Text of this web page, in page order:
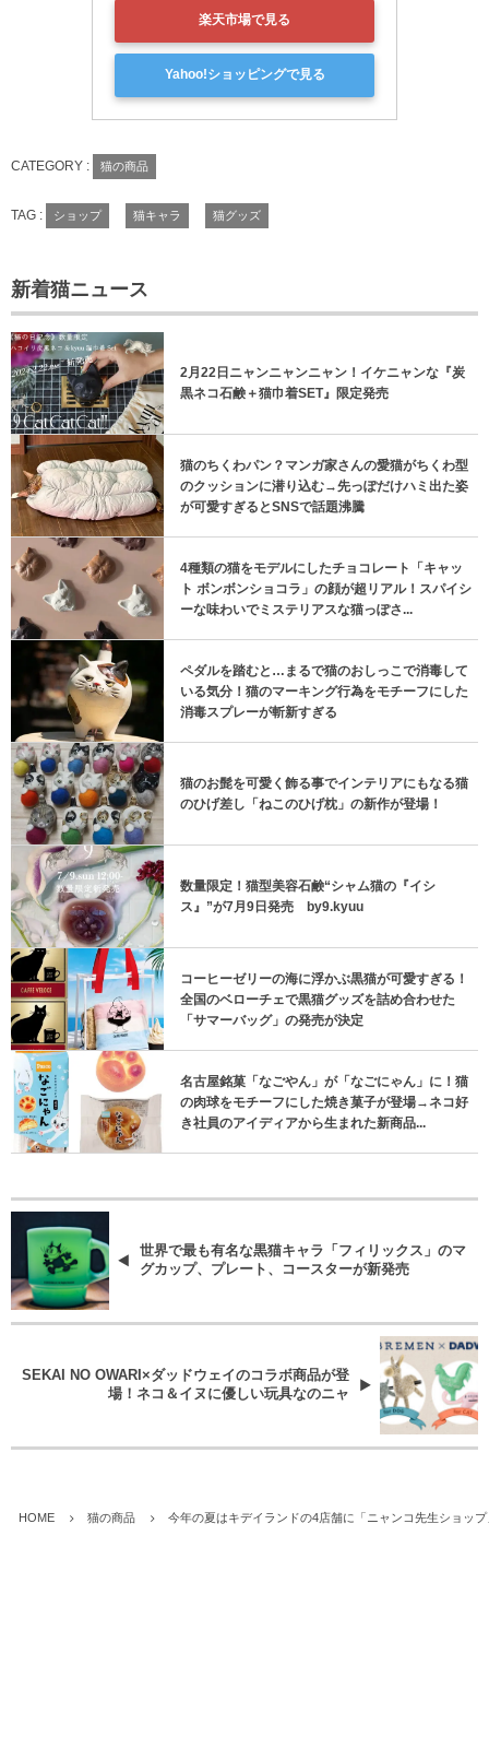
楽天市場で見る
Yahoo!ショッピングで見る
CATEGORY : 猫の商品
TAG : ショップ 猫キャラ 猫グッズ
新着猫ニュース
2月22日ニャンニャンニャン！イケニャンな『炭
黒ネコ石鹸＋猫巾着SET』限定発売
猫のちくわパン？マンガ家さんの愛猫がちくわ型
のクッションに潜り込む→先っぽだけハミ出た姿
が可愛すぎるとSNSで話題沸騰
4種類の猫をモデルにしたチョコレート「キャッ
ト ボンボンショコラ」の顔が超リアル！スパイシ
ーな味わいでミステリアスな猫っぽさ...
ペダルを踏むと…まるで猫のおしっこで消毒して
いる気分！猫のマーキング行為をモチーフにした
消毒スプレーが斬新すぎる
猫のお髭を可愛く飾る事でインテリアにもなる猫
のひげ差し「ねこのひげ枕」の新作が登場！
数量限定！猫型美容石鹸“シャム猫の『イシ
ス』”が7月9日発売 by9.kyuu
コーヒーゼリーの海に浮かぶ黒猫が可愛すぎる！
全国のベローチェで黒猫グッズを詰め合わせた
「サマーバッグ」の発売が決定
名古屋銘菓「なごやん」が「なごにゃん」に！猫
の肉球をモチーフにした焼き菓子が登場→ネコ好
き社員のアイディアから生まれた新商品...
世界で最も有名な黒猫キャラ「フィリックス」のマ
グカップ、プレート、コースターが新発売
SEKAI NO OWARI×ダッドウェイのコラボ商品が登
場！ネコ＆イヌに優しい玩具なのニャ
HOME 猫の商品 今年の夏はキデイランドの4店舗に「ニャンコ先生ショッ